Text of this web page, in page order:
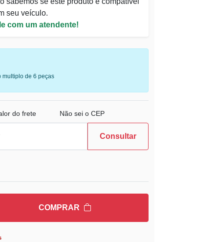
seu veículo.
com um atendente!
multiplo de 6 peças
do frete Não sei o CEP
Consultar
COMPRAR